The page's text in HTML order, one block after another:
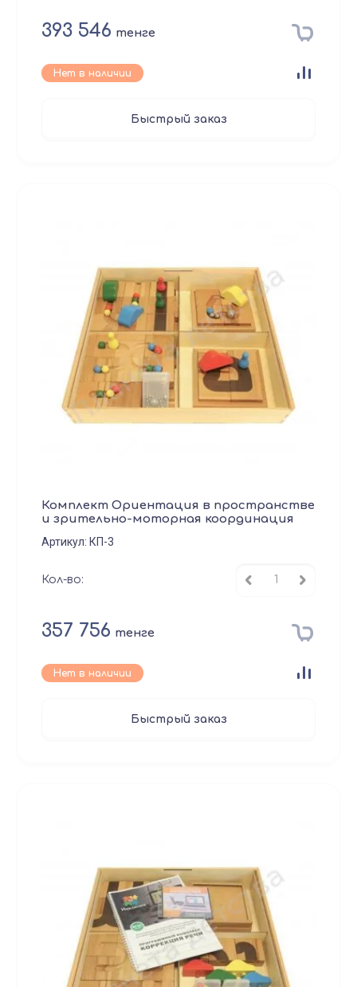
393 546 тенге
Нет в наличии
Быстрый заказ
Комплект Ориентация в пространстве
и зрительно-моторная координация
Артикул: КП-3
Кол-во:
357 756 тенге
Нет в наличии
Быстрый заказ